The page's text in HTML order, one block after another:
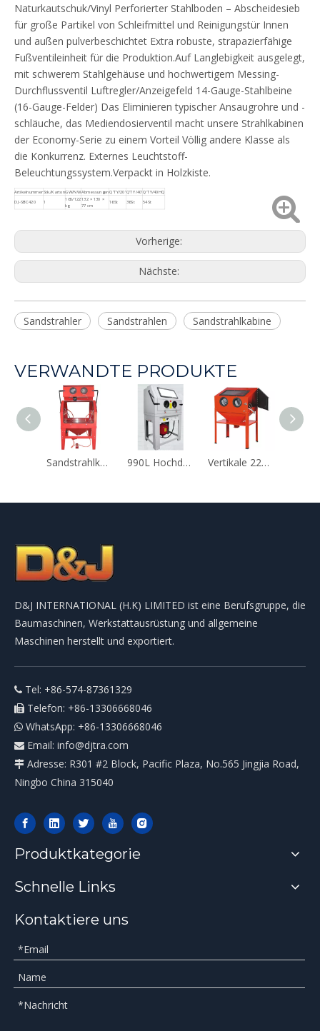
Naturkautschuk/Vinyl Perforierter Stahlboden – Abscheidesieb
für große Partikel von Schleifmittel und Reinigungstür Innen
und außen pulverbeschichtet Extra robuste, strapazierfähige
Fußventileinheit für die Produktion.Auf Langlebigkeit ausgelegt,
mit schwerem Stahlgehäuse und hochwertigem Messing-
Durchflussventil Luftregler/Anzeigefeld 14-Gauge-Stahlbeine
(16-Gauge-Felder) Das Eliminieren typischer Ansaugrohre und -
schläuche, das Mediendosierventil macht unsere Strahlkabinen
der Economy-Serie zu einem Vorteil Völlig andere Klasse als
die Konkurrenz. Externes Leuchtstoff-
Beleuchtungssystem.Verpackt in Holzkiste.
ArtikelnummerStk./KartonGW/NWAbmessungenQ'TY/20'Q'TY/40'Q'TY/40HQ
DJ-SBC420 1
165/122
kg
132 × 130 ×
77 cm
16St 36St 54St
Vorherige:
Nächste:
Sandstrahler Sandstrahlen Sandstrahlkabine
VERWANDTE PRODUKTE
Sandstrahlkabine DJ-SBC1200 990L Hochdruckkabinen-Sandstrahler Vertikale 220-l-Sandstrahlkabine (DJ-SBC220)
D&J INTERNATIONAL (H.K) LIMITED ist eine Berufsgruppe, die
Baumaschinen, Werkstattausrüstung und allgemeine
Maschinen herstellt und exportiert.
 Tel: +86-574-87361329
 Telefon: +86-13306668046
 WhatsApp: +86-13306668046
 Email: info@djtra.com
 Adresse: R301 #2 Block, Pacific Plaza, No.565 Jingjia Road,
Ningbo China 315040
Produktkategorie
Schnelle Links
Kontaktiere uns